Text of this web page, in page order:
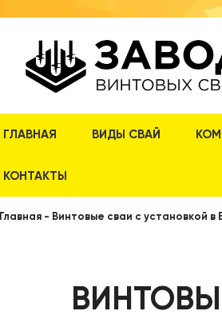
ГЛАВНАЯ ВИДЫ СВАЙ
КОНТАКТЫ
Главная - Винтовые сваи с установкой в